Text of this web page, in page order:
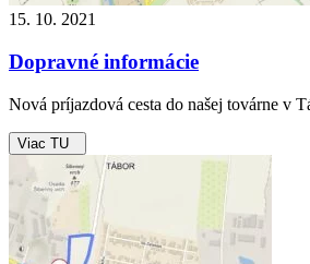
15. 10. 2021
Dopravné informácie
Nová príjazdová cesta do našej továrne v
Viac TU